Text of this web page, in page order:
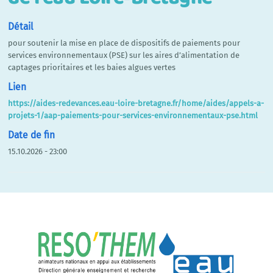
Détail
pour soutenir la mise en place de dispositifs de paiements pour
services environnementaux (PSE) sur les aires d’alimentation de
captages prioritaires et les baies algues vertes
Lien
https://aides-redevances.eau-loire-bretagne.fr/home/aides/appels-a-
projets-1/aap-paiements-pour-services-environnementaux-pse.html
Date de fin
15.10.2026 - 23:00